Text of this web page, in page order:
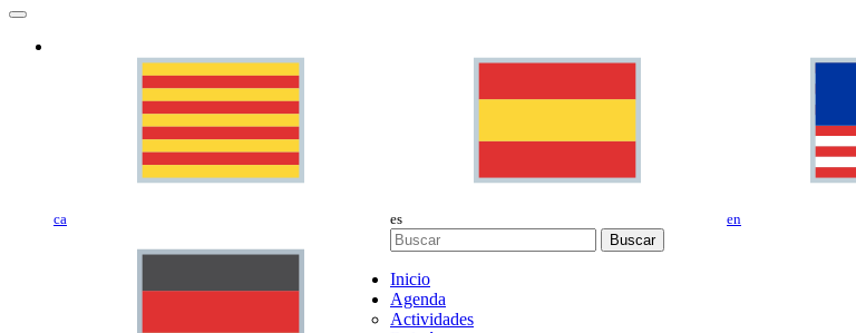
ca es en
Buscar
Inicio
Agenda
Actividades